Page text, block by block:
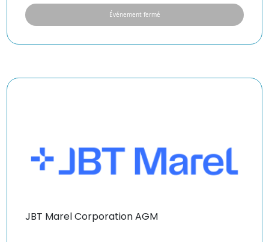
Événement fermé
JBT Marel Corporation AGM